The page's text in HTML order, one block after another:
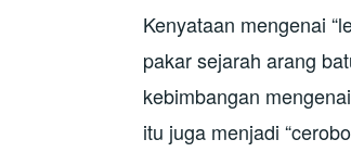
Kenyataan mengenai
pakar sejarah arang
kebimbangan
itu juga menjadi